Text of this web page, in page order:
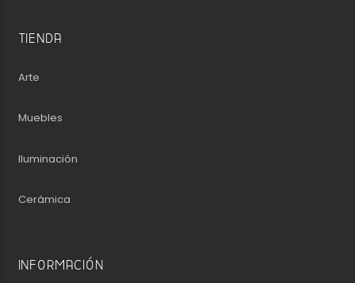
TIENDA
Arte
Muebles
Iluminación
Cerámica
INFORMACIÓN